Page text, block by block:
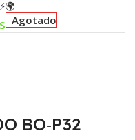
Agotado
BO‑P32